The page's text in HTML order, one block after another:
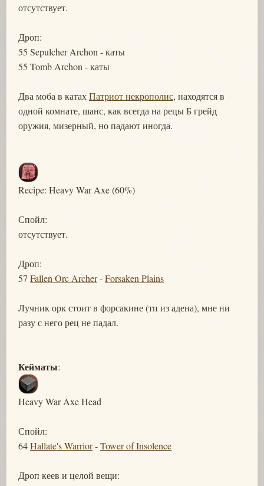
отсутствует.
Дроп:
55 Sepulcher Archon - каты
55 Tomb Archon - каты
Два моба в катахПатриот некрополис, находятся в
одной комнате, шанс, как всегда на рецы Б грейд
оружия, мизерный, но падают иногда.
Recipe: Heavy War Axe (60%)
Спойл:
отсутствует.
Дроп:
57 Fallen Orc Archer-Forsaken Plains
Лучник орк стоит в форсакине (тп из адена), мне ни
разу с него рец не падал.
Кейматы:
Heavy War Axe Head
Спойл:
64Hallate's Warrior-Tower of Insolence
Дроп кеев и целой вещи: